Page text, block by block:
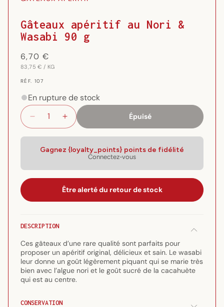
une
fenêtre
modale
Gâteaux apéritif au Nori &
Wasabi 90 g
Prix
habituel
6,70 €
PRIX
83,75 € / PAR
KG
RÉF.
}}:
RÉF. 107
En rupture de stock
Réduire
la
de
apéritif
au
&amp;
90
g
Augmenter
la
de
Gâteaux
apéritif
au
Nori
&amp;
Épuisé
Gagnez {loyalty_points} points de fidélité
Connectez-vous
Être alerté du retour de stock
DESCRIPTION
Ces gâteaux d’une rare qualité sont parfaits pour
proposer un apéritif original, délicieux et sain. Le wasabi
leur donne un goût légèrement piquant qui se marie très
bien avec l’algue nori et le goût sucré de la cacahuète
qui est au centre.
CONSERVATION